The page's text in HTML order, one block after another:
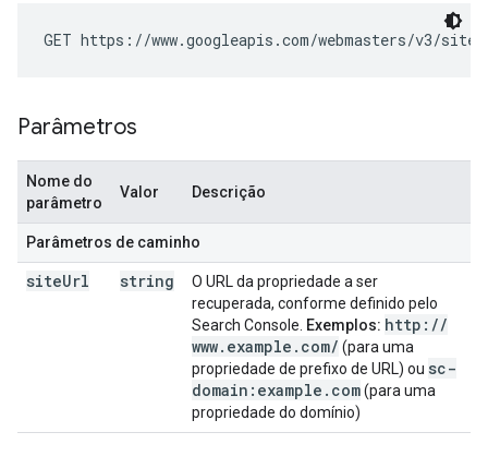
GET https://www.googleapis.com/webmasters/v3/
Parâmetros
Nome do
parâmetro
Valor Descrição
Parâmetros de caminho
siteUrl string
O URL da propriedade a ser
recuperada, conforme definido pelo
Search Console. Exemplos: http: //
www. example . com/ (para uma
propriedade de prefixo de URL) ou sc-
domain:example . com(para uma
propriedade do domínio)